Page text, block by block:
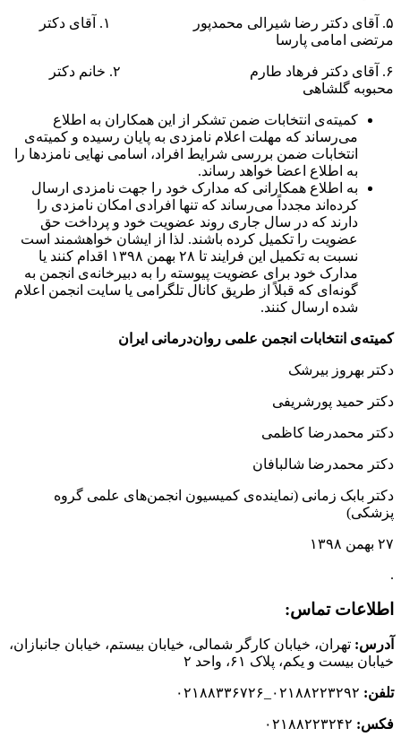
۵. آقای دکتر رضا شیرالی محمدپور ۱. آقای دکتر
مرتضی امامی پارسا
۶. آقای دکتر فرهاد طارم ۲. خانم دکتر
محبوبه گلشاهی
کمیته‌ی انتخابات ضمن تشکر از این همکاران به اطلاع
می‌رساند که مهلت اعلام نامزدی به پایان رسیده و کمیته‌ی
انتخابات ضمن بررسی شرایط افراد، اسامی نهایی نامزدها را
به اطلاع اعضا خواهد رساند.
به اطلاع همکارانی که مدارک خود را جهت نامزدی ارسال
کرده‌اند مجدداً می‌رساند که تنها افرادی امکان نامزدی را
دارند که در سال جاری روند عضویت خود و پرداخت حق
عضویت را تکمیل کرده باشند. لذا از ایشان خواهشمند است
نسبت به تکمیل این فرایند تا ٢٨ بهمن ۱۳۹۸ اقدام کنند یا
مدارک خود برای عضویت پیوسته را به دبیرخانه‌ی انجمن به
گونه‌ای که قبلاً از طریق کانال تلگرامی یا سایت انجمن اعلام
شده ارسال کنند.
کمیته‌ی انتخابات انجمن علمی روان‌درمانی ایران
دکتر بهروز بیرشک
دکتر حمید پورشریفی
دکتر محمدرضا کاظمی
دکتر محمدرضا شالبافان
دکتر بابک زمانی (نماینده‌ی کمیسیون انجمن‌های علمی گروه
پزشکی)
۲۷ بهمن ۱۳۹۸
.
اطلاعات تماس:
آدرس: تهران، خیابان کارگر شمالی، خیابان بیستم، خیابان جانبازان،
خیابان بیست و یکم، پلاک ۶۱، واحد ۲
تلفن:
فکس: